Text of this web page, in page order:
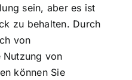
sein, aber es ist
zu behalten. Durch
von
Nutzung von
können Sie